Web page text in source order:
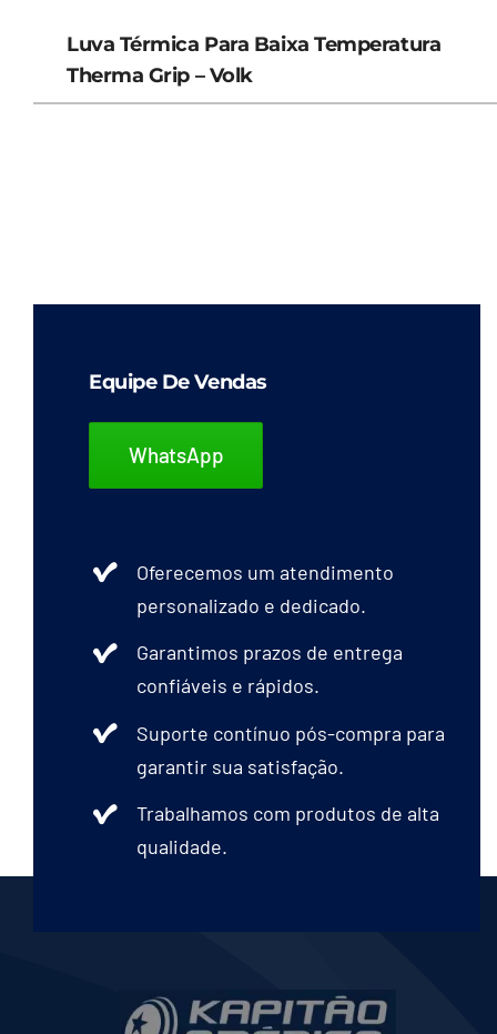
Luva Térmica Para Baixa Temperatura
Therma Grip – Volk
Equipe De Vendas
WhatsApp
Oferecemos um atendimento
personalizado e dedicado.
Garantimos prazos de entrega
confiáveis e rápidos.
Suporte contínuo pós-compra para
garantir sua satisfação.
Trabalhamos com produtos de alta
qualidade.